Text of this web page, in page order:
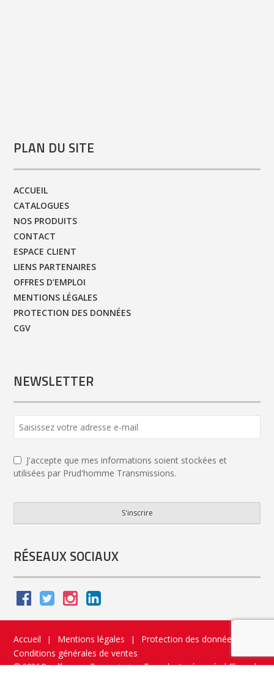
PLAN DU SITE
ACCUEIL
CATALOGUES
NOS PRODUITS
CONTACT
ESPACE CLIENT
LIENS PARTENAIRES
OFFRES D’EMPLOI
MENTIONS LÉGALES
PROTECTION DES DONNÉES
CGV
NEWSLETTER
J'accepte que mes informations soient stockées et
utilisées par Prud'homme Transmissions.
S'inscrire
Email *
RÉSEAUX SOCIAUX
Accueil | Mentions légales | Protection des données
Conditions générales de ventes
© 2026 Prud’homme Transmission. Tous droits réservés|Flippad